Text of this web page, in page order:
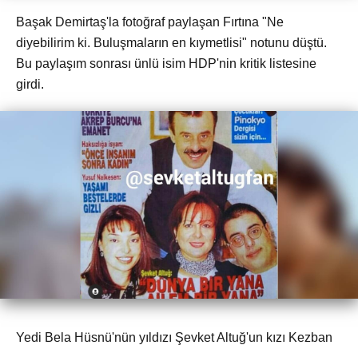
Başak Demirtaş'la fotoğraf paylaşan Fırtına "Ne
diyebilirim ki. Buluşmaların en kıymetlisi" notunu düştü.
Bu paylaşım sonrası ünlü isim HDP'nin kritik listesine
girdi.
Yedi Bela Hüsnü'nün yıldızı Şevket Altuğ'un kızı Kezban